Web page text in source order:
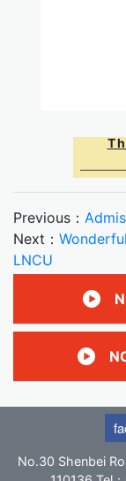
Previous：
Next：
LNCU
No.30 Shenbei